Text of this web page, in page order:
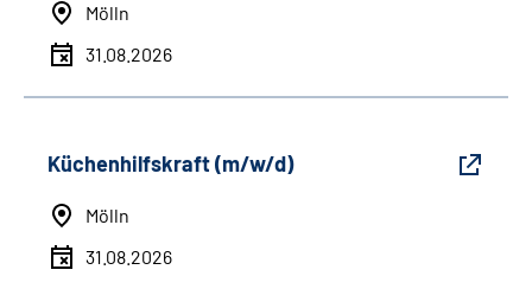
Mölln
31.08.2026
Küchenhilfskraft (m/w/d)
Mölln
31.08.2026